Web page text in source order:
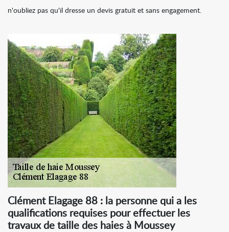
n'oubliez pas qu'il dresse un devis gratuit et sans engagement.
Clément Elagage 88 : la personne qui a les
qualifications requises pour effectuer les
travaux de taille des haies à Moussey